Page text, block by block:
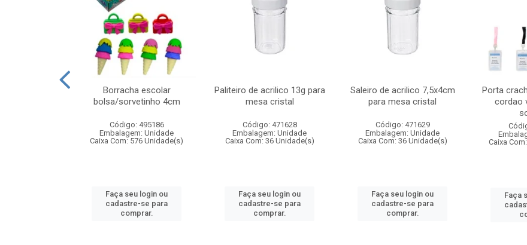
Borracha escolar
bolsa/sorvetinho 4cm
Código: 495186
Embalagem: Unidade
Caixa Com: 576 Unidade(s)
Faça seu login ou
cadastre-se para
comprar.
Paliteiro de acrilico 13g para
mesa cristal
Código: 471628
Embalagem: Unidade
Caixa Com: 36 Unidade(s)
Faça seu login ou
cadastre-se para
comprar.
Saleiro de acrilico 7,5x4cm
para mesa cristal
Código: 471629
Embalagem: Unidade
Caixa Com: 36 Unidade(s)
Faça seu login ou
cadastre-se para
comprar.
Porta
cordao
Caixa
Faça